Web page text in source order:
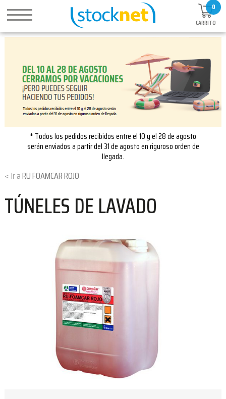
0
CARRITO
* Todos los pedidos recibidos entre el 10 y el 28 de agosto
serán enviados a partir del 31 de agosto en riguroso orden de
llegada.
RU FOAMCAR ROJO
TÚNELES DE LAVADO